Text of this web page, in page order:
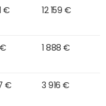
€ 12 159 €
1 888 €
€ 3 916 €